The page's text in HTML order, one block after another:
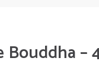
Bouddha –